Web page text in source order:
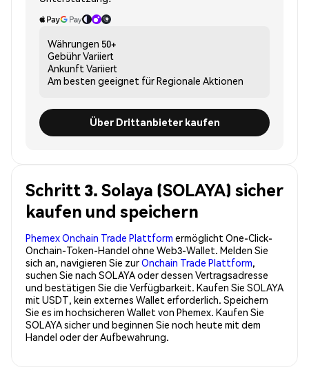
Währungen 50+
GebührVariiert
Ankunft Variiert
Am besten geeignet fürRegionale Aktionen
Über Drittanbieter kaufen
Schritt 3. Solaya (SOLAYA) sicher
kaufen und speichern
Phemex Onchain Trade Plattform ermöglicht One-Click-
Onchain-Token-Handel ohne Web3-Wallet. Melden Sie
sich an, navigieren Sie zurOnchain Trade Plattform,
suchen Sie nach SOLAYA oder dessen Vertragsadresse
und bestätigen Sie die Verfügbarkeit. Kaufen Sie SOLAYA
mit USDT, kein externes Wallet erforderlich. Speichern
Sie es im hochsicheren Wallet von Phemex. Kaufen Sie
SOLAYA sicher und beginnen Sie noch heute mit dem
Handel oder der Aufbewahrung.